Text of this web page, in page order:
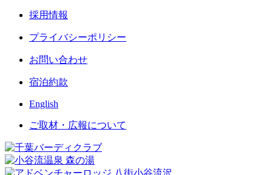
採用情報
プライバシーポリシー
お問い合わせ
宿泊約款
English
ご取材・広報について